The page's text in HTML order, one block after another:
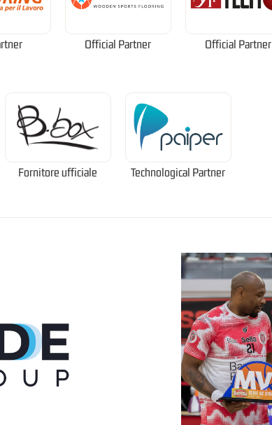
Official Partner Official Partner
Fornitore ufficiale Technological Partner